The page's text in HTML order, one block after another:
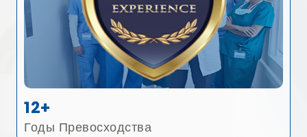
12+
Годы Превосходства